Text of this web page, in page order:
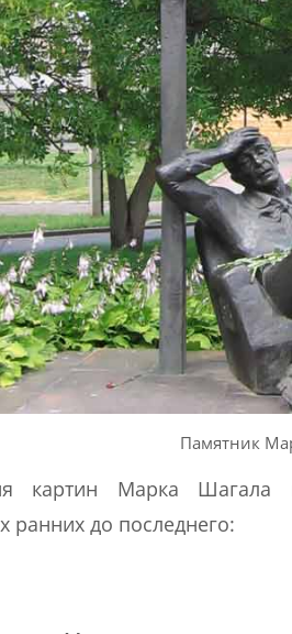
Памятник
картин Марка Шагала
ранних до последнего: